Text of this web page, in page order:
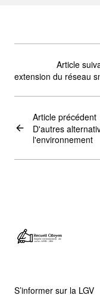
Article précédent
D'autres
l'environnement
Article
extension du réseau
S’informer sur la LGV